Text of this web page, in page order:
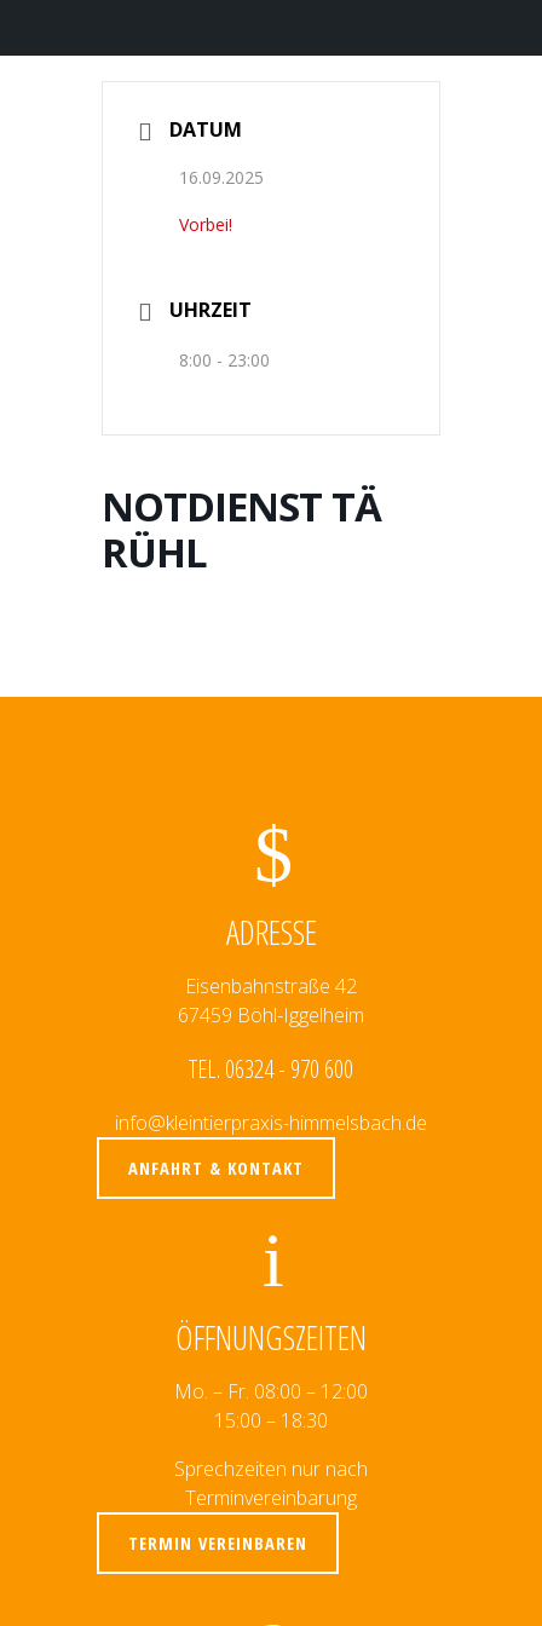
DATUM
16.09.2025
Vorbei!
UHRZEIT
8:00 - 23:00
NOTDIENST TÄ
RÜHL
ADRESSE
Eisenbahnstraße 42
67459 Böhl-Iggelheim
TEL. 06324 - 970 600
info@kleintierpraxis-himmelsbach.de
ANFAHRT & KONTAKT
ÖFFNUNGSZEITEN
Mo. – Fr. 08:00 – 12:00
15:00 – 18:30
Sprechzeiten nur nach
Terminvereinbarung
TERMIN VEREINBAREN